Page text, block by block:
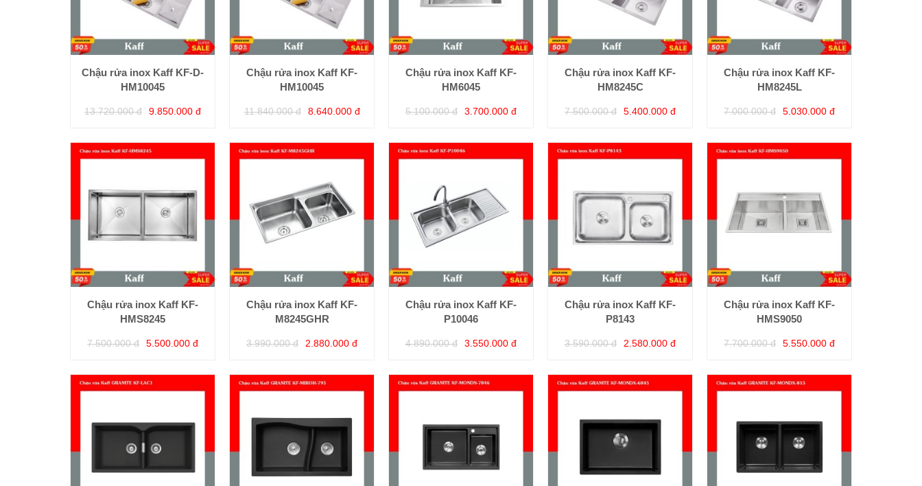
Chậu rửa inox Kaff KF-D-
HM10045
13.720.000 đ 9.850.000 đ
Chậu rửa inox Kaff KF-
HM10045
11.840.000 đ 8.640.000 đ
Chậu rửa inox Kaff KF-
HM6045
5.100.000 đ 3.700.000 đ
Chậu rửa inox Kaff KF-
HM8245C
7.500.000 đ 5.400.000 đ
Chậu rửa inox Kaff KF-
HM8245L
7.000.000 đ 5.030.000 đ
Chậu rửa inox Kaff KF-
HMS8245
7.500.000 đ 5.500.000 đ
Chậu rửa inox Kaff KF-
M8245GHR
3.990.000 đ 2.880.000 đ
Chậu rửa inox Kaff KF-
P10046
4.890.000 đ 3.550.000 đ
Chậu rửa inox Kaff KF-
P8143
3.590.000 đ 2.580.000 đ
Chậu rửa inox Kaff KF-
HMS9050
7.700.000 đ 5.550.000 đ